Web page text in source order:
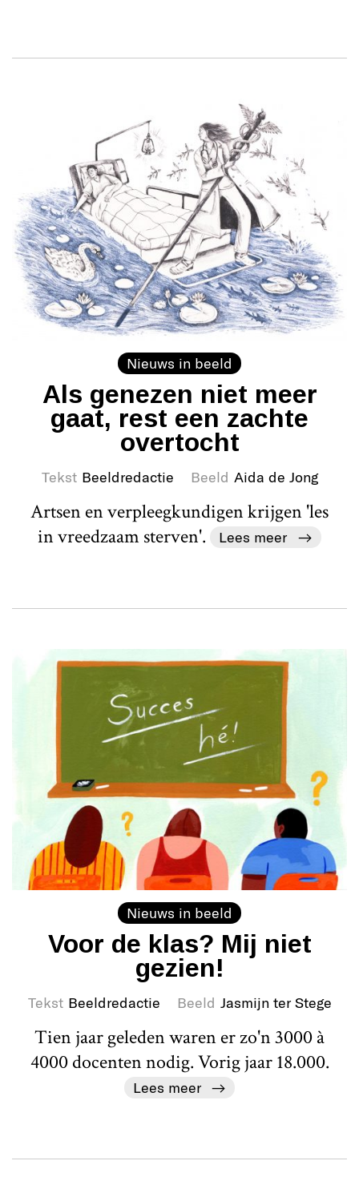
Nieuws in beeld
Als genezen niet meer
gaat, rest een zachte
overtocht
Tekst Beeldredactie Beeld Aida de Jong
Artsen en verpleegkundigen krijgen 'les
in vreedzaam sterven'.
Lees meer
Nieuws in beeld
Voor de klas? Mij niet
gezien!
Tekst Beeldredactie Beeld Jasmijn ter Stege
Tien jaar geleden waren er zo'n 3000 à
4000 docenten nodig. Vorig jaar 18.000.
Lees meer